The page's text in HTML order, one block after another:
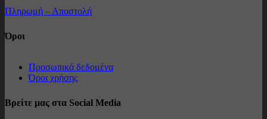
Πληρωμή – Αποστολή
Όροι
Προσωπικά δεδομένα
Όροι χρήσης
Βρείτε μας στα Social Media